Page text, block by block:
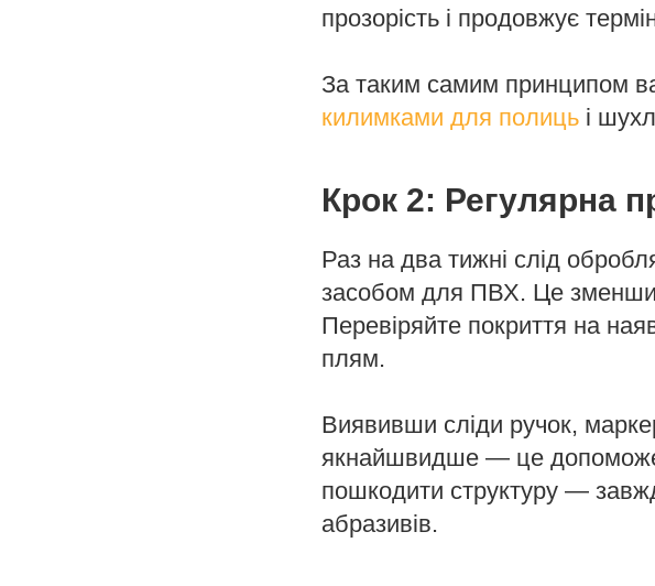
прозорість і продовжує
За таким самим принципом
килимками для полиць і
Крок 2: Регулярна
Раз на два тижні слід
засобом для ПВХ. Це
Перевіряйте покриття на
плям.
Виявивши сліди ручок,
якнайшвидше — це
пошкодити структуру —
абразивів.